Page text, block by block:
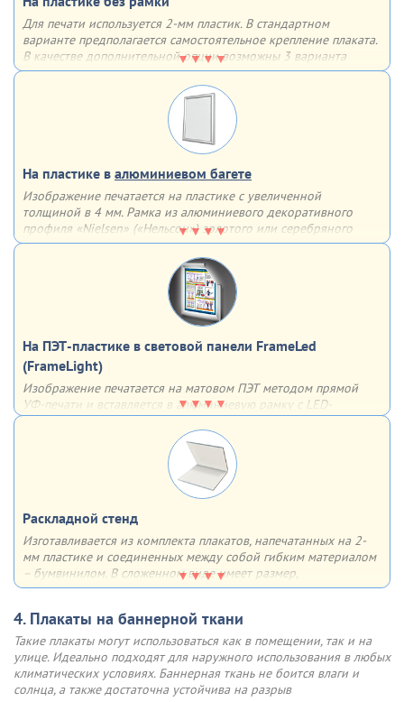
Для печати используется 2-мм пластик. В стандартном
варианте предполагается самостоятельное крепление плаката.
В качестве дополнительной опции возможны 3 варианта
крепления на выбор
отверстия, укрепленные люверсами
На пластике в алюминиевом багете
Изображение печатается на пластике с увеличенной
толщиной в 4 мм. Рамка из алюминиевого декоративного
профиля «Nielsen» («Нельсон») золотого или серебряного
цвета придаст завершенность плакату и сделает его частью
Такой плакат способен украсить любой кабинет, учебный
С обратной стороны багета имеются 2 скрытых
подвеса для монтажа плаката на стену
На ПЭТ-пластике в световой панели FrameLed
(FrameLight)
Изображение печатается на матовом ПЭТ методом прямой
УФ-печати и вставляется в алюминиевую рамку с LED-
подсветкой. Подсветка изображения происходит за счет
встроенной внутрь профиля светодиодной ленты. Данная
система предполагает возможность создания
односторонних, так и двусторонних тонких световых панелей
Матово-серебристая рамка из алюминия с анодированным
покрытием имеет множество плюсов - она лёгкая, прочная,
недорогая, быстрая в сборке, устойчивая к солнечным лучам и
воздействию влаги. Отщёлкивающаяся крышка профиля (клик-
система) позволяет быстро менять информацию (плакат,
постер и др.)
Раскладной стенд
Изготавливается из комплекта плакатов, напечатанных на 2-
мм пластике и соединенных между собой гибким материалом
– бумвинилом. В сложенном виде имеет размер,
соответствующий формату одного плаката. Возможны 3
Варианты крепления:
двусторонний скотч
обычные отверстия
отверстия, укрепленные люверсами
4. Плакаты на баннерной ткани
Такие плакаты могут использоваться как в помещении, так и на
улице. Идеально подходят для наружного использования в любых
климатических условиях. Баннерная ткань не боится влаги и
солнца, а также достаточна устойчива на разрыв